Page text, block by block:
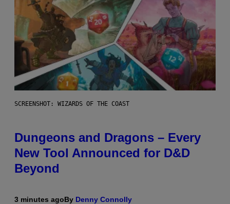
SCREENSHOT: WIZARDS OF THE COAST
Dungeons and Dragons – Every
New Tool Announced for D&D
Beyond
3 minutes agoBy Denny Connolly